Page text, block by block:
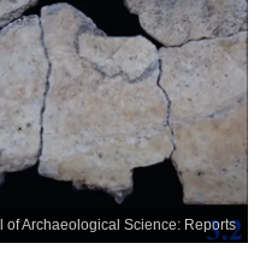
of Archaeological Science: Reports